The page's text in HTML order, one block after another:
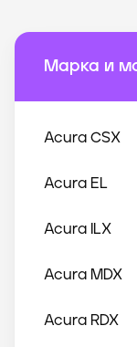
Марка и
Acura CSX
Acura EL
Acura ILX
Acura MDX
Acura RDX